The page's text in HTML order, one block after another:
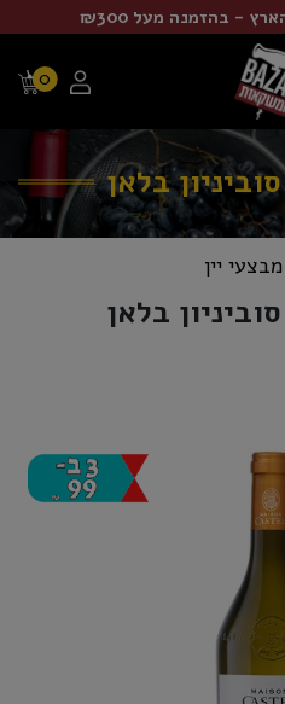
- בהזמנה מעל ₪300
0
בלאן
מבצעי יין
בלאן